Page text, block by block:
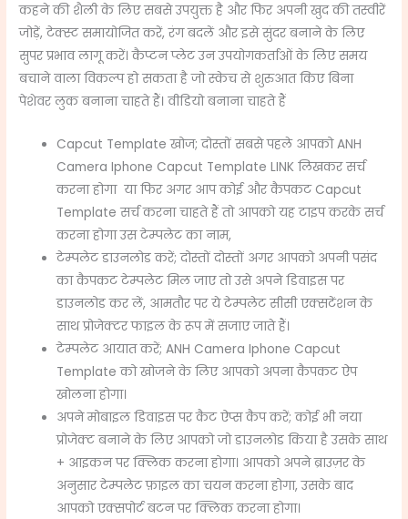
कहने की शैली के लिए सबसे उपयुक्त है और फिर अपनी खुद की तस्वीरें
जोड़ें, टेक्स्ट समायोजित करें, रंग बदलें और इसे सुंदर बनाने के लिए
सुपर प्रभाव लागू करें। कैप्टन प्लेट उन उपयोगकर्ताओं के लिए समय
बचाने वाला विकल्प हो सकता है जो स्केच से शुरुआत किए बिना
पेशेवर लुक बनाना चाहते हैं। वीडियो बनाना चाहते हैं
Capcut Template खोज; दोस्तों सबसे पहले आपको ANH
Camera Iphone Capcut Template LINK लिखकर सर्च
करना होगा या फिर अगर आप कोई और कैपकट Capcut
Template सर्च करना चाहते हैं तो आपको यह टाइप करके सर्च
करना होगा उस टेम्पलेट का नाम,
टेम्पलेट डाउनलोड करें; दोस्तों दोस्तों अगर आपको अपनी पसंद
का कैपकट टेम्पलेट मिल जाए तो उसे अपने डिवाइस पर
डाउनलोड कर लें, आमतौर पर ये टेम्पलेट सीसी एक्सटेंशन के
साथ प्रोजेक्टर फाइल के रूप में सजाए जाते हैं।
टेम्पलेट आयात करें; ANH Camera Iphone Capcut
Template को खोजने के लिए आपको अपना कैपकट ऐप
खोलना होगा।
अपने मोबाइल डिवाइस पर कैट ऐप्स कैप करें; कोई भी नया
प्रोजेक्ट बनाने के लिए आपको जो डाउनलोड किया है उसके साथ
+ आइकन पर क्लिक करना होगा। आपको अपने ब्राउज़र के
अनुसार टेम्पलेट फ़ाइल का चयन करना होगा, उसके बाद
आपको एक्सपोर्ट बटन पर क्लिक करना होगा।